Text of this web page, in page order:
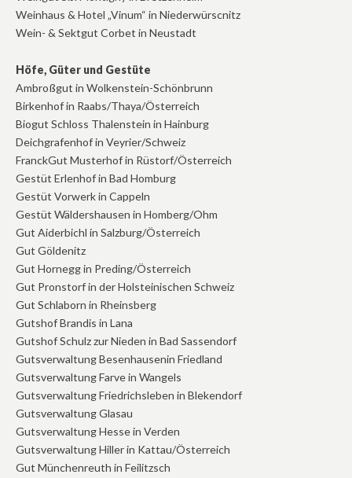
Weinhaus & Hotel „Vinum“ in Niederwürscnitz
Wein- & Sektgut Corbet in Neustadt
Höfe, Güter und Gestüte
Ambroßgut in Wolkenstein-Schönbrunn
Birkenhof in Raabs/Thaya/Österreich
Biogut Schloss Thalenstein in Hainburg
Deichgrafenhof in Veyrier/Schweiz
FranckGut Musterhof in Rüstorf/Österreich
Gestüt Erlenhof in Bad Homburg
Gestüt Vorwerk in Cappeln
Gestüt Wäldershausen in Homberg/Ohm
Gut Aiderbichl in Salzburg/Österreich
Gut Göldenitz
Gut Hornegg in Preding/Österreich
Gut Pronstorf in der Holsteinischen Schweiz
Gut Schlaborn in Rheinsberg
Gutshof Brandis in Lana
Gutshof Schulz zur Nieden in Bad Sassendorf
Gutsverwaltung Besenhausenin Friedland
Gutsverwaltung Farve in Wangels
Gutsverwaltung Friedrichsleben in Blekendorf
Gutsverwaltung Glasau
Gutsverwaltung Hesse in Verden
Gutsverwaltung Hiller in Kattau/Österreich
Gut Münchenreuth in Feilitzsch